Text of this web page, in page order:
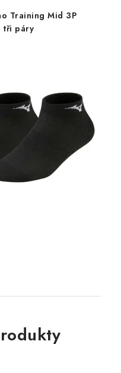
Training Mid 3P
tři páry